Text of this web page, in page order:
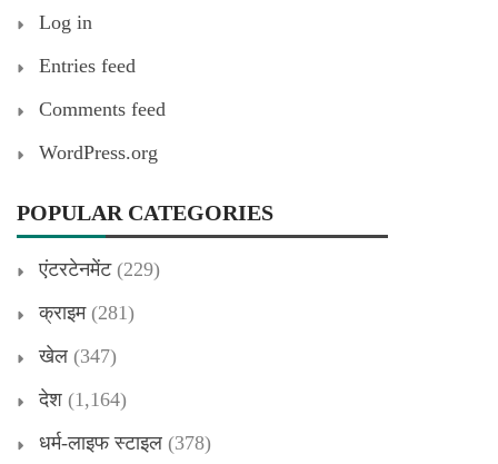
Log in
Entries feed
Comments feed
WordPress.org
POPULAR CATEGORIES
एंटरटेनमेंट(229)
क्राइम(281)
खेल (347)
देश (1,164)
धर्म-लाइफ स्टाइल (378)